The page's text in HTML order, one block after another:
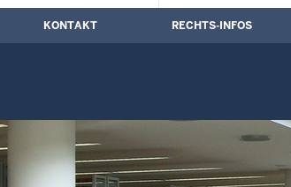
KONTAKT RECHTS-INFOS